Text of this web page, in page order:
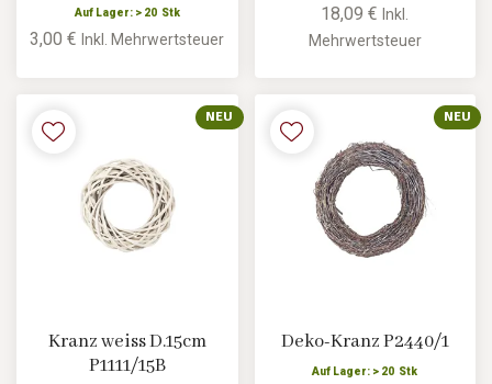
Auf Lager: > 20 Stk
3,00 €Inkl. Mehrwertsteuer
18,09 €Inkl.
Mehrwertsteuer
NEU
Kranz weiss D.15cm
P1111/15B
NEU
Deko-Kranz P2440/1
Auf Lager: > 20 Stk